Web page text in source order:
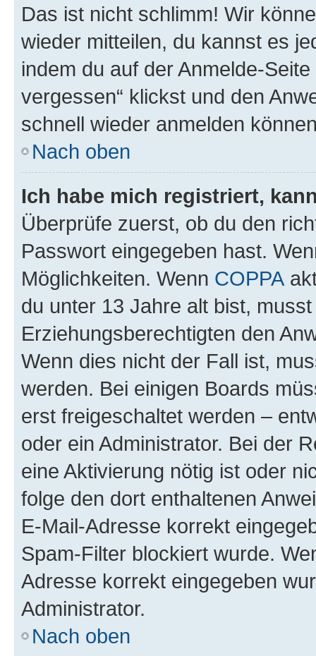
Das ist nicht schlimm! Wir
wieder mitteilen, du kannst es
indem du auf der Anmelde-
vergessen“ klickst und den
schnell wieder anmelden
Nach oben
Ich habe mich registriert,
Überprüfe zuerst, ob du den
Passwort eingegeben hast.
Möglichkeiten. Wenn COPPA
du unter 13 Jahre alt bist,
Erziehungsberechtigten den
Wenn dies nicht der Fall ist,
werden. Bei einigen Boards
erst freigeschaltet werden –
oder ein Administrator. Bei der
eine Aktivierung nötig ist oder
folge den dort enthaltenen
E-Mail-Adresse korrekt
Spam-Filter blockiert wurde.
Adresse korrekt eingegeben
Administrator.
Nach oben